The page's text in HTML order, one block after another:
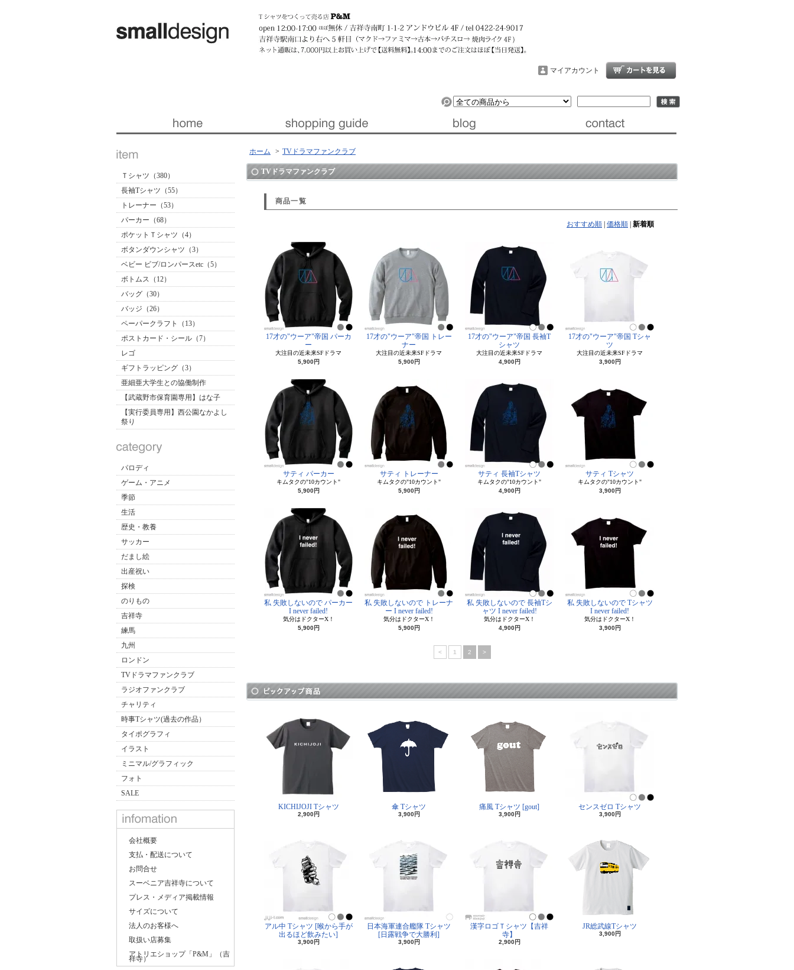
マイアカウント
Ｔシャツ（380）
長袖Tシャツ（55）
トレーナー（53）
パーカー（68）
ポケットＴシャツ（4）
ボタンダウンシャツ（3）
ベビー ビブ/ロンパースetc（5）
ボトムス（12）
バッグ（30）
バッジ（26）
ペーパークラフト（13）
ポストカード・シール（7）
レゴ
ギフトラッピング（3）
亜細亜大学生との協働制作
【武蔵野市保育園専用】はな子
【実行委員専用】西公園なかよし
祭り
パロディ
ゲーム・アニメ
季節
生活
歴史・教養
サッカー
だまし絵
出産祝い
探検
のりもの
吉祥寺
練馬
九州
ロンドン
TVドラマファンクラブ
ラジオファンクラブ
チャリティ
時事Tシャツ(過去の作品）
タイポグラフィ
イラスト
ミニマル/グラフィック
フォト
SALE
会社概要
支払・配送について
お問合せ
スーベニア吉祥寺について
プレス・メディア掲載情報
サイズについて
法人のお客様へ
取扱い店募集
アトリエショップ「P&M」（吉
祥寺）
ホーム > TVドラマファンクラブ
TVドラマファンクラブ
商品一覧
おすすめ順 価格順 新着順
17才の"ウーア"帝国 パーカ
ー
大注目の近未来SFドラマ
5,900円
17才の"ウーア"帝国 トレー
ナー
大注目の近未来SFドラマ
5,900円
17才の"ウーア"帝国 長袖T
シャツ
大注目の近未来SFドラマ
4,900円
17才の"ウーア"帝国 Tシャ
ツ
大注目の近未来SFドラマ
3,900円
サティ パーカー
キムタクの"10カウント"
5,900円
サティ トレーナー
キムタクの"10カウント"
5,900円
サティ 長袖Tシャツ
キムタクの"10カウント"
4,900円
サティ Tシャツ
キムタクの"10カウント"
3,900円
私 失敗しないので パーカー
I never failed!
気分はドクターX！
5,900円
私 失敗しないので トレーナ
ー I never failed!
気分はドクターX！
5,900円
私 失敗しないので 長袖Tシ
ャツ I never failed!
気分はドクターX！
4,900円
私 失敗しないので Tシャツ
I never failed!
気分はドクターX！
3,900円
< 1 2 >
KICHIJOJI Tシャツ
2,900円
傘 Tシャツ
3,900円
痛風 Tシャツ [gout]
3,900円
センスゼロ Tシャツ
3,900円
アル中 Tシャツ [喉から手が
出るほど飲みたい]
3,900円
日本海軍連合艦隊 Tシャツ
[日露戦争で大勝利]
3,900円
漢字ロゴＴシャツ【吉祥
寺】
2,900円
JR総武線Tシャツ
3,900円